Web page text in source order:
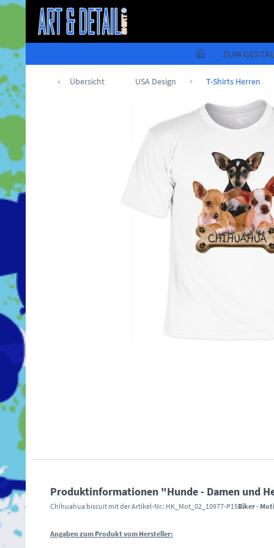
ZUM
Übersicht USA Design T-Shirts Herren
Produktinformationen "Hunde - Damen und
Chihuahua biscuit mit der Artikel-Nr.: HK_Mot_02_10977-P15Biker -
Angaben zum Produkt vom Hersteller: